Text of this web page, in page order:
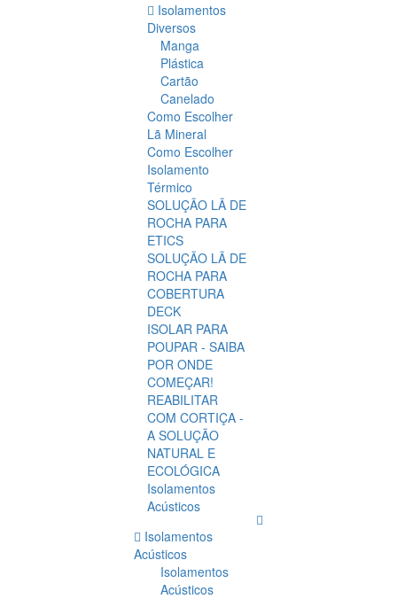
Isolamentos
Diversos
Manga
Plástica
Cartão
Canelado
Como Escolher
Lã Mineral
Como Escolher
Isolamento
Térmico
SOLUÇÃO LÃ DE
ROCHA PARA
ETICS
SOLUÇÃO LÃ DE
ROCHA PARA
COBERTURA
DECK
ISOLAR PARA
POUPAR - SAIBA
POR ONDE
COMEÇAR!
REABILITAR
COM CORTIÇA -
A SOLUÇÃO
NATURAL E
ECOLÓGICA
Isolamentos
Acústicos
Isolamentos
Acústicos
Isolamentos
Acústicos